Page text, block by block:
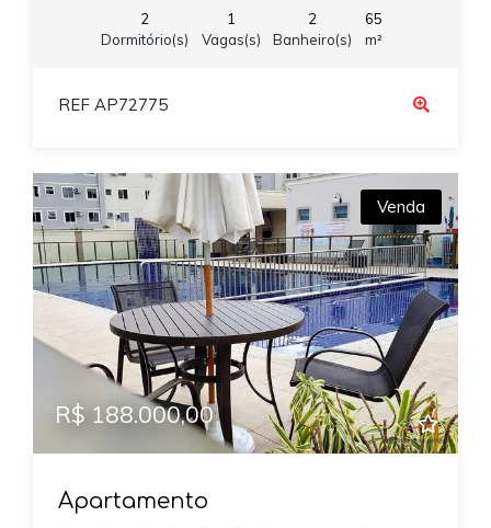
2
Dormitório(s)
1
Vagas(s)
2
Banheiro(s)
65
m²
REF AP72775
Venda
R$ 188.000,00
Apartamento